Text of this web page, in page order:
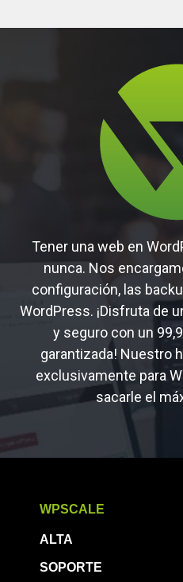
Tener una web en
nunca. Nos
configuración, las
WordPress. ¡Disfruta de
y seguro con un
garantizada! Nuestro
exclusivamente para
sacarle el
WPSCALE
ALTA
SOPORTE